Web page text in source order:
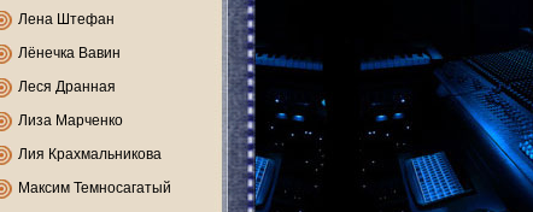
Лена Штефан
Лёнечка Вавин
Леся Дранная
Лиза Марченко
Лия Крахмальникова
Максим Темносагатый